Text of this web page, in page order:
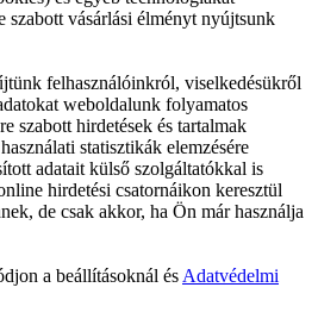
szabott vásárlási élményt nyújtsunk
felhasználóinkról, viselkedésükről
weboldalunk folyamatos
szabott hirdetések és tartalmak
statisztikák elemzésére
adatait külső szolgáltatókkal is
hirdetési csatornáikon keresztül
de csak akkor, ha Ön már használja
a beállításoknál és Adatvédelmi